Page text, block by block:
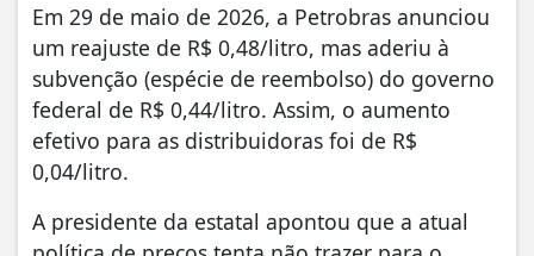
Em 29 de maio de 2026, a Petrobras anunciou
um reajuste de R$ 0,48/litro, mas aderiu à
subvenção (espécie de reembolso) do governo
federal de R$ 0,44/litro. Assim, o aumento
efetivo para as distribuidoras foi de R$
0,04/litro.
A presidente da estatal apontou que a atual